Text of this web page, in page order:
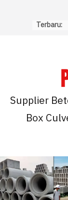
Terbaru:
Supplier
Box